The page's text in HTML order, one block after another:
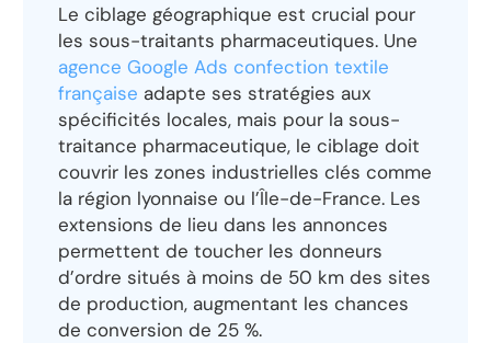
Le ciblage géographique est crucial pour
les sous-traitants pharmaceutiques. Une
agence Google Ads confection textile
française adapte ses stratégies aux
spécificités locales, mais pour la sous-
traitance pharmaceutique, le ciblage doit
couvrir les zones industrielles clés comme
la région lyonnaise ou l’Île-de-France. Les
extensions de lieu dans les annonces
permettent de toucher les donneurs
d’ordre situés à moins de 50 km des sites
de production, augmentant les chances
de conversion de 25 %.